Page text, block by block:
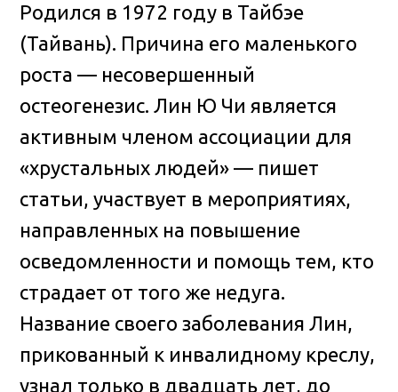
Родился в 1972 году в Тайбэе
(Тайвань). Причина его маленького
роста — несовершенный
остеогенезис. Лин Ю Чи является
активным членом ассоциации для
«хрустальных людей» — пишет
статьи, участвует в мероприятиях,
направленных на повышение
осведомленности и помощь тем, кто
страдает от того же недуга.
Название своего заболевания Лин,
прикованный к инвалидному креслу,
узнал только в двадцать лет, до